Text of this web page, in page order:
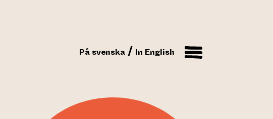
På svenska In English